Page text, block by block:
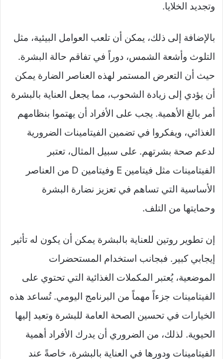
وتجديد الخلايا.
بالإضافة إلى ذلك، يمكن أن تلعب العوامل البيئية، مثل
التلوث وأشعة الشمس، دوراً في تفاقم حالة البشرة.
حيث أن التعرض المستمر لهذه العناصر الضارة يمكن
أن يؤدي إلى زيادة الشحوب، مما يجعل العناية بالبشرة
أمر بالغ الأهمية. يجب على الأفراد أن يهتموا بنظامهم
الغذائي، ويفكروا في تضمين الفيتامينات الضرورية
لدعم صحة بشرتهم. على سبيل المثال، تعتبر
الفيتامينات مثل فيتامين E وفيتامين D من العناصر
الأساسية التي تساهم في تعزيز نضارة البشرة
وحمايتها من التلف.
إن تطوير روتين للعناية بالبشرة يمكن أن يكون له تأثير
إيجابي كبير. فبجانب استخدام المستحضرات
الموضعية، يُعتبر المكملات الغذائية التي تحتوي على
الفيتامينات جزءاً مهماً من البرنامج اليومي. تُساعد هذه
الخيارات في تحسين الصحة العامة للبشرة وتعيد إليها
الحيوية. لذلك، من الضروري أن يدرك الأفراد أهمية
الفيتامينات ودورها في العناية بالبشرة، خاصةً عند